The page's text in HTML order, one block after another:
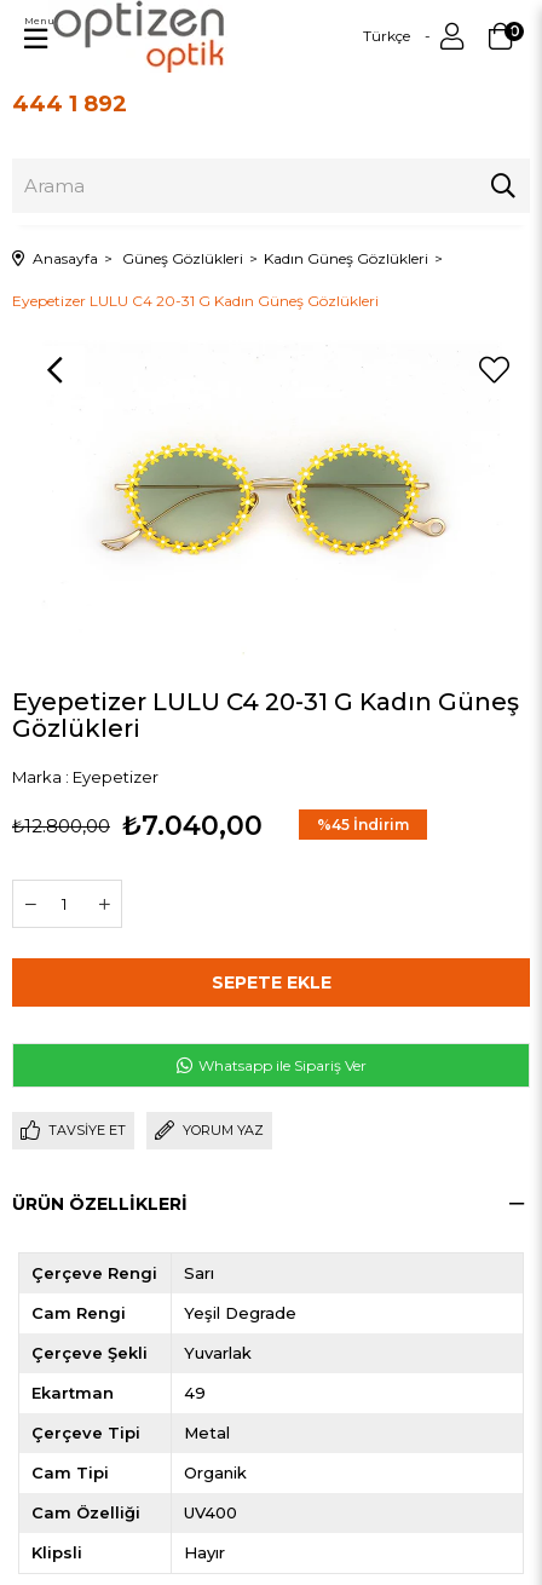
444 1 892
Türkçe 0
Menu
Anasayfa Güneş Gözlükleri Kadın Güneş Gözlükleri
Eyepetizer LULU C4 20-31 G Kadın Güneş Gözlükleri
Eyepetizer LULU C4 20-31 G Kadın Güneş
Gözlükleri
Marka : Eyepetizer
₺12.800,00 ₺7.040,00 %45 İndirim
Whatsapp ile Sipariş Ver
TAVSIYE ET YORUM YAZ
ÜRÜN ÖZELLIKLERI
Çerçeve Rengi Sarı
Cam Rengi Yeşil Degrade
Çerçeve Şekli Yuvarlak
Ekartman 49
Çerçeve Tipi Metal
Cam Tipi Organik
Cam Özelliği UV400
Klipsli Hayır